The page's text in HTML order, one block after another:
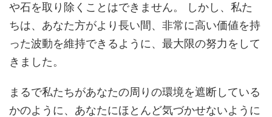
や石を取り除くことはできません。 しかし、私た
ちは、あなた方がより長い間、非常に高い価値を持
った波動を維持できるように、最大限の努力をして
きました。
まるで私たちがあなたの周りの環境を遮断している
かのように、あなたにほとんど気づかせないように